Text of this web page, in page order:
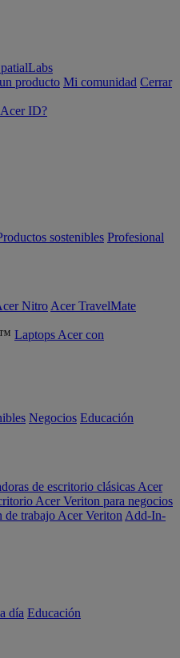
producto Mi comunidad Cerrar
Acer ID?
sostenibles Profesional
Nitro Acer TravelMate
Laptops Acer con
Negocios Educación
de escritorio clásicas Acer
Acer Veriton para negocios
de trabajo Acer Veriton Add-In-
día Educación